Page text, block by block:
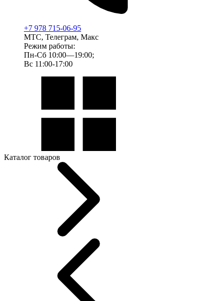
+7 978 715-06-95
МТС, Телеграм, Макс
Режим работы:
Пн-Сб 10:00—19:00;
Вс 11:00-17:00
Каталог товаров